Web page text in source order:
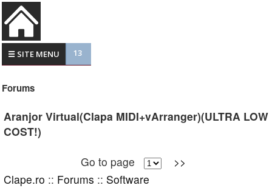
☰ SITE MENU 13
Forums
Aranjor Virtual(Clapa MIDI+vArranger)(ULTRA LOW
COST!)
Go to page
>>
Clape.ro :: Forums :: Software